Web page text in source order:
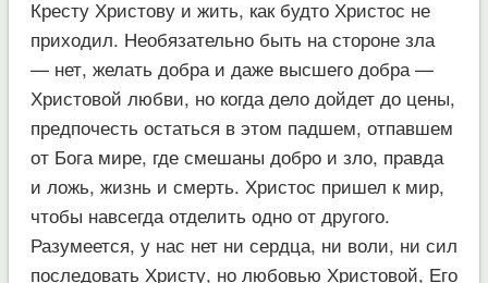
Кресту Христову и жить, как будто Христос не
приходил. Необязательно быть на стороне зла
— нет, желать добра и даже высшего добра —
Христовой любви, но когда дело дойдет до цены,
предпочесть остаться в этом падшем, отпавшем
от Бога мире, где смешаны добро и зло, правда
и ложь, жизнь и смерть. Христос пришел к мир,
чтобы навсегда отделить одно от другого.
Разумеется, у нас нет ни сердца, ни воли, ни сил
последовать Христу, но любовью Христовой, Его